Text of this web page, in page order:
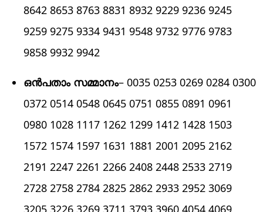
8642 8653 8763 8831 8932 9229 9236 9245
9259 9275 9334 9431 9548 9732 9776 9783
9858 9932 9942
ഒന്‍പതാം സമ്മാനം– 0035 0253 0269 0284 0300
0372 0514 0548 0645 0751 0855 0891 0961
0980 1028 1117 1262 1299 1412 1428 1503
1572 1574 1597 1631 1881 2001 2095 2162
2191 2247 2261 2266 2408 2448 2533 2719
2728 2758 2784 2825 2862 2933 2952 3069
3205 3226 3269 3711 3793 3960 4054 4069